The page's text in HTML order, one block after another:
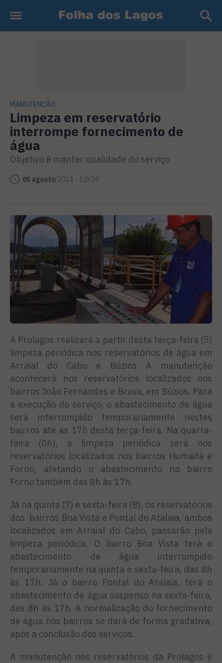
MANUTENÇÃO
Limpeza em reservatório
interrompe fornecimento de
água
Objetivo é manter qualidade do serviço
05 agosto 2014 - 12h59
A Prolagos realizará a partir desta terça-feira (5)
limpeza periódica nos reservatórios de água em
Arraial do Cabo e Búzios A manutenção
acontecerá nos reservatórios localizados nos
bairros João Fernandes e Brava, em Búzios. Para
a execução do serviço, o abastecimento de água
será interrompido temporariamente nestes
bairros até as 17h desta terça-feira. Na quarta-
feira (06), a limpeza periódica será nos
reservatórios localizados nos bairros Humaitá e
Forno, afetando o abastecimento no bairro
Forno também das 8h às 17h.
Já na quinta (7) e sexta-feira (8), os reservatórios
dos bairros Boa Vista e Pontal do Atalaia, ambos
localizados em Arraial do Cabo, passarão pela
limpeza periódica. O bairro Boa Vista terá o
abastecimento de água interrompido
temporariamente na quinta e sexta-feira, das 8h
às 17h. Já o bairro Pontal do Atalaia, terá o
abastecimento de água suspenso na sexta-feira,
das 8h às 17h. A normalização do fornecimento
de água nos bairros se dará de forma gradativa,
após a conclusão dos serviços.
A manutenção nos reservatórios da Prolagos é